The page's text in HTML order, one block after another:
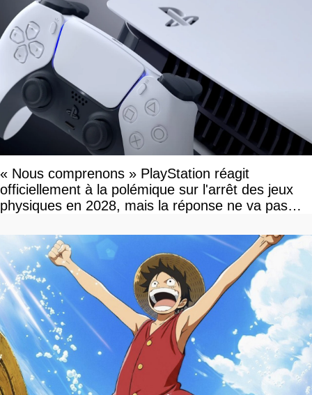
« Nous comprenons » PlayStation réagit
officiellement à la polémique sur l'arrêt des jeux
physiques en 2028, mais la réponse ne va pas